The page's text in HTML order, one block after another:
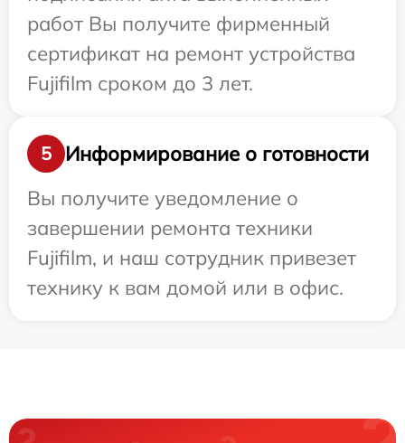
работ Вы получите фирменный
сертификат на ремонт устройства
Fujifilm сроком до 3 лет.
5
Информирование о готовности
Вы получите уведомление о
завершении ремонта техники
Fujifilm, и наш сотрудник привезет
технику к вам домой или в офис.